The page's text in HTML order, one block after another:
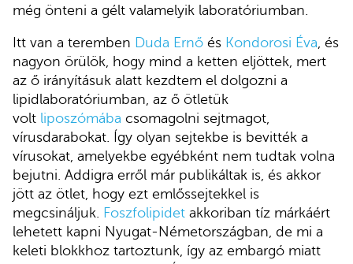
még önteni a gélt valamelyik laboratóriumban.
Itt van a teremben Duda Ernő és Kondorosi Éva, és
nagyon örülök, hogy mind a ketten eljöttek, mert
az ő irányításuk alatt kezdtem el dolgozni a
lipidlaboratóriumban, az ő ötletük
volt liposzómába csomagolni sejtmagot,
vírusdarabokat. Így olyan sejtekbe is bevitték a
vírusokat, amelyekbe egyébként nem tudtak volna
bejutni. Addigra erről már publikáltak is, és akkor
jött az ötlet, hogy ezt emlőssejtekkel is
megcsináljuk. Foszfolipidet akkoriban tíz márkáért
lehetett kapni Nyugat-Németországban, de mi a
keleti blokkhoz tartoztunk, így az embargó miatt